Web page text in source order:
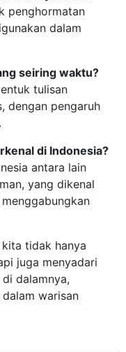
penghormatan
dalam
seiring waktu?
tulisan
dengan pengaruh
di Indonesia?
antara lain
yang dikenal
tidak hanya
juga menyadari
dalamnya,
warisan